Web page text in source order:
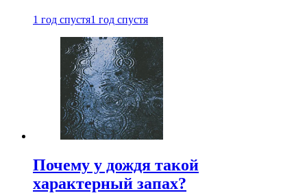
1 год спустя1 год спустя
Почему у дождя такой
характерный запах?